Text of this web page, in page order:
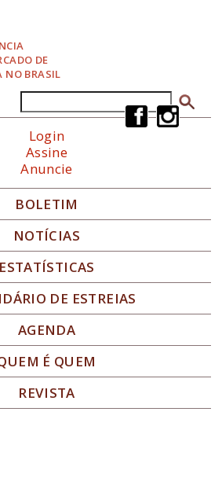
DE
NO BRASIL
Formulário de busca
Login
Assine
Anuncie
BOLETIM
NOTÍCIAS
ESTATÍSTICAS
DE ESTREIAS
AGENDA
É QUEM
REVISTA